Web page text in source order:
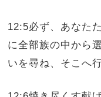
12:5必ず、あなた
に全部族の中から
いを尋ね、そこへ